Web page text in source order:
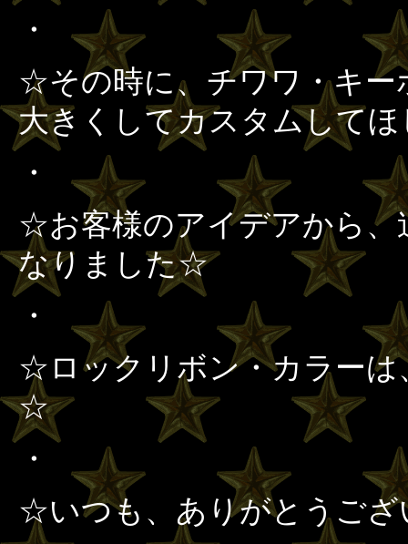
・
☆その時に、チワワ・キー
大きくしてカスタムして
・
☆お客様のアイデアから、
なりました☆
・
☆ロックリボン・カラーは
☆
・
☆いつも、ありがとうご